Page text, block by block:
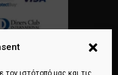
τον ιστότοπό μας και τις